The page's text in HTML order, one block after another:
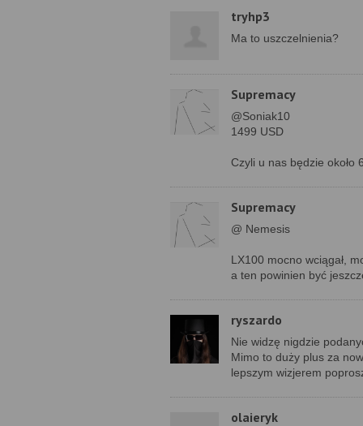
tryhp3
Ma to uszczelnienia?
Supremacy
@Soniak10
1499 USD
Czyli u nas będzie około
Supremacy
@ Nemesis
LX100 mocno wciągał,
a ten powinien być
ryszardo
Nie widzę nigdzie
Mimo to duży plus za
lepszym wizjerem
olaieryk